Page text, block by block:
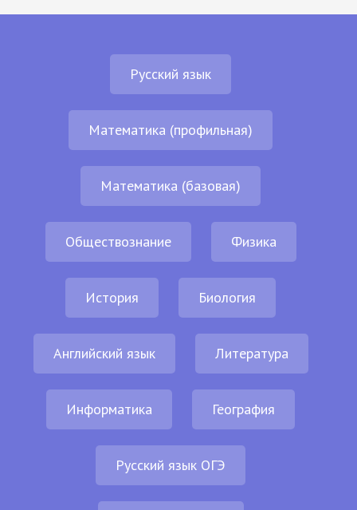
Русский язык
Математика (профильная)
Математика (базовая)
Обществознание Физика
История Биология
Английский язык Литература
Информатика География
Русский язык ОГЭ